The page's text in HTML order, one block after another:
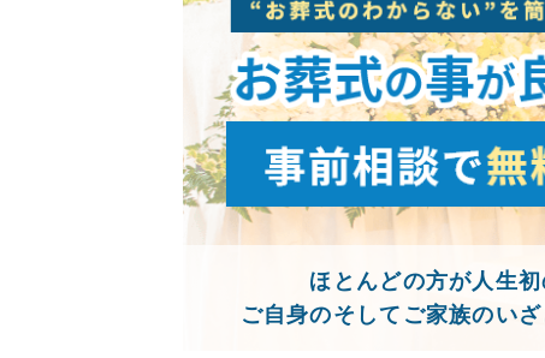
ほとんどの方が人生
ご自身のそしてご家族のい